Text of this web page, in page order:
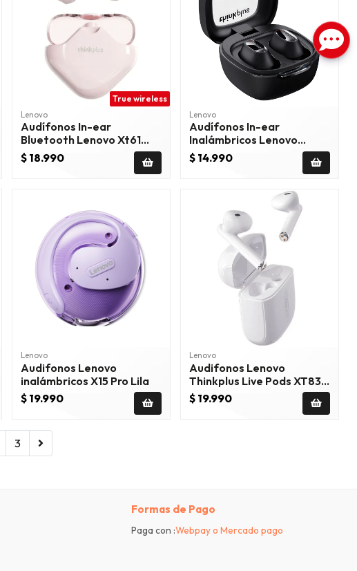
True wireless
Lenovo
Audífonos In-ear
Bluetooth Lenovo Xt61
Rosado
$ 18.990
Lenovo
Audífonos In-ear
Inalámbricos Lenovo
Thinkplus Xt62 Negro
$ 14.990
Lenovo
Audifonos Lenovo
inalámbricos X15 Pro Lila
$ 19.990
Lenovo
Audifonos Lenovo
Thinkplus Live Pods XT83
Pro Blanco
$ 19.990
3
Formas de Pago
Paga con :Webpay o Mercado pago